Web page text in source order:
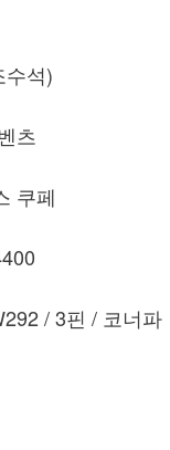
석)
츠
쿠페
/ 3핀 / 코너파